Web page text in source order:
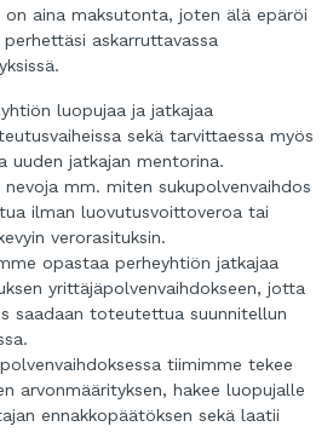
on aina maksutonta, joten älä epäröi
askarruttavassa
luopujaa ja jatkajaa
sekä tarvittaessa myös
uuden jatkajan mentorina.
mm. miten sukupolvenvaihdos
ilman luovutusvoittoveroa tai
verorasituksin.
opastaa perheyhtiön jatkajaa
yrittäjäpolvenvaihdokseen, jotta
saadaan toteutettua suunnitellun
tiimimme tekee
arvonmäärityksen, hakee luopujalle
ennakkopäätöksen sekä laatii